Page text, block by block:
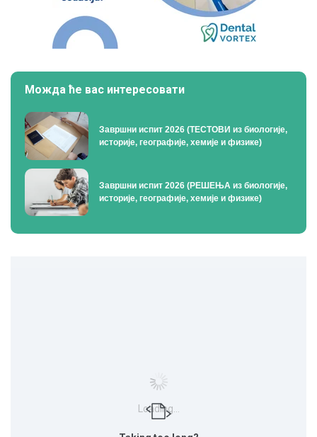
Можда ће вас интересовати
Завршни испит 2026 (ТЕСТОВИ из биологије,
историје, географије, хемије и физике)
Завршни испит 2026 (РЕШЕЊА из биологије,
историје, географије, хемије и физике)
Loading...